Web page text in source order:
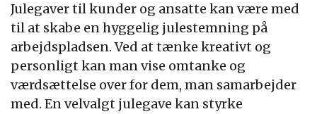
Julegaver til kunder og ansatte kan være med
til at skabe en hyggelig julestemning på
arbejdspladsen. Ved at tænke kreativt og
personligt kan man vise omtanke og
værdsættelse over for dem, man samarbejder
med. En velvalgt julegave kan styrke